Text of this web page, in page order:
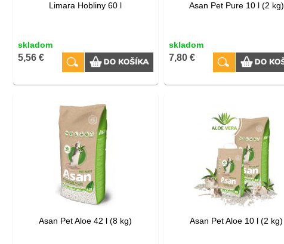
Limara Hobliny 60 l
skladom
5,56 €
Asan Pet Pure 10 l (2 kg)
skladom
7,80 €
Asan Pet Aloe 42 l (8 kg) Asan Pet Aloe 10 l (2 kg)